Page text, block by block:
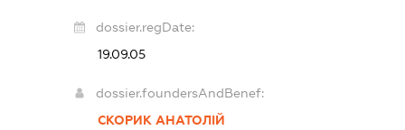
dossier.regDate:
19.09.05
dossier.foundersAndBenef:
СКОРИК АНАТОЛІЙ